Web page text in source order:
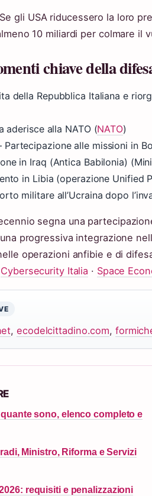
Se gli USA riducessero la loro
10 miliardi per colmare il
chiave della
della Repubblica Italiana e
aderisce alla NATO (NATO)
Partecipazione alle missioni in
in Iraq (Antica Babilonia)
in Libia (operazione Unified
militare all’Ucraina dopo
segna una
progressiva integrazione
operazioni anfibie e di
Cybersecurity Italia · Space
,ecodelcittadino.com,
sono, elenco completo e
Ministro, Riforma e Servizi
requisiti e penalizzazioni